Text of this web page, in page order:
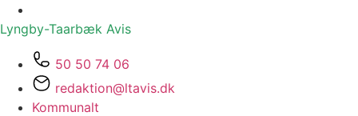
Lyngby-Taarbæk Avis
50 50 74 06
redaktion@ltavis.dk
Kommunalt